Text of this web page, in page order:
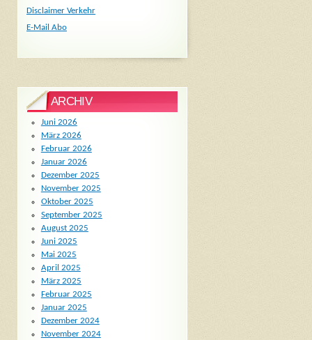
Disclaimer Verkehr
E-Mail Abo
ARCHIV
Juni 2026
März 2026
Februar 2026
Januar 2026
Dezember 2025
November 2025
Oktober 2025
September 2025
August 2025
Juni 2025
Mai 2025
April 2025
März 2025
Februar 2025
Januar 2025
Dezember 2024
November 2024